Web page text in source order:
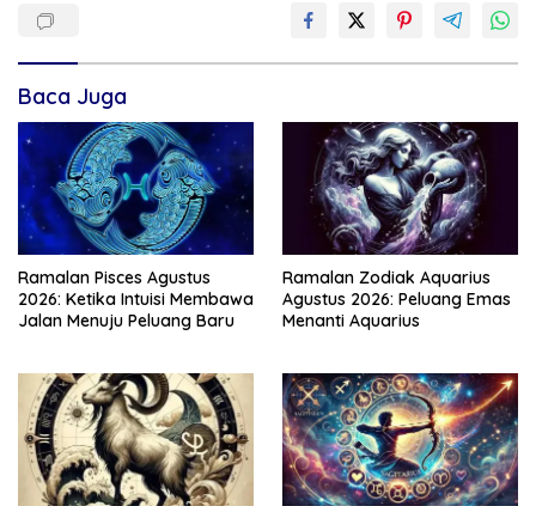
Baca Juga
Ramalan Pisces Agustus
2026: Ketika Intuisi Membawa
Jalan Menuju Peluang Baru
Ramalan Zodiak Aquarius
Agustus 2026: Peluang Emas
Menanti Aquarius